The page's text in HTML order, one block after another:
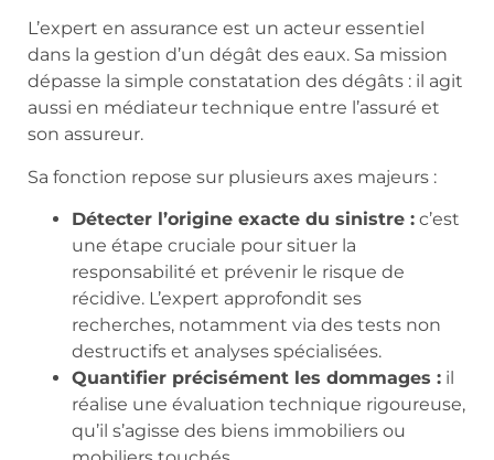
L’expert en assurance est un acteur essentiel
dans la gestion d’un dégât des eaux. Sa mission
dépasse la simple constatation des dégâts : il agit
aussi en médiateur technique entre l’assuré et
son assureur.
Sa fonction repose sur plusieurs axes majeurs :
Détecter l’origine exacte du sinistre : c’est
une étape cruciale pour situer la
responsabilité et prévenir le risque de
récidive. L’expert approfondit ses
recherches, notamment via des tests non
destructifs et analyses spécialisées.
Quantifier précisément les dommages : il
réalise une évaluation technique rigoureuse,
qu’il s’agisse des biens immobiliers ou